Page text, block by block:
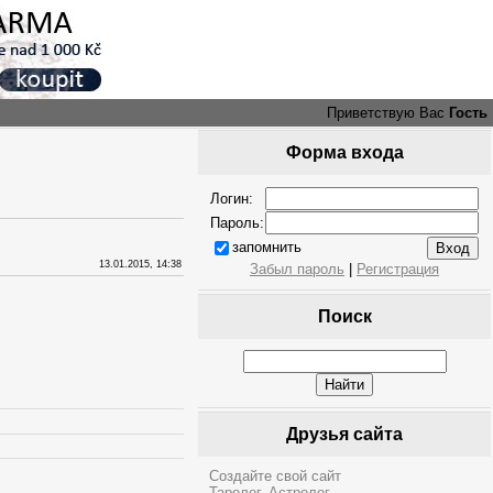
Приветствую Вас Гость
13.01.2015, 14:38
Форма входа
Логин:
Пароль:
запомнить
Забыл пароль
Регистрация
Поиск
Друзья сайта
Создайте свой сайт